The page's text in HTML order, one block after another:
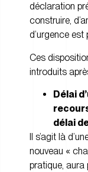
déclaration
construire,
d’urgence
Ces
introduits
Délai
délai
Il s’agit là
nouveau «
pratique, aura